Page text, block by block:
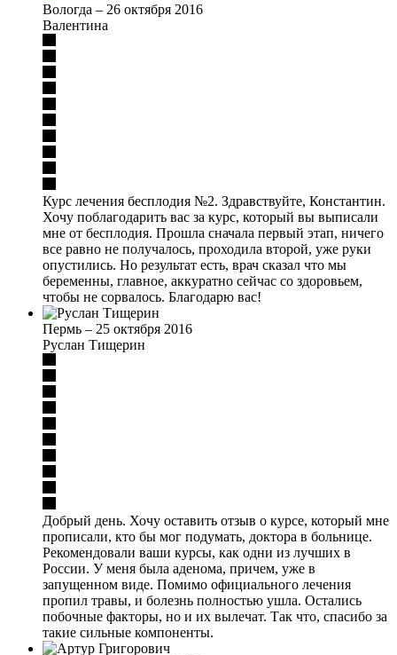
Вологда – 26 октября 2016
Валентина
Курс лечения бесплодия №2. Здравствуйте, Константин.
Хочу поблагодарить вас за курс, который вы выписали
мне от бесплодия. Прошла сначала первый этап, ничего
все равно не получалось, проходила второй, уже руки
опустились. Но результат есть, врач сказал что мы
беременны, главное, аккуратно сейчас со здоровьем,
чтобы не сорвалось. Благодарю вас!
Пермь – 25 октября 2016
Руслан Тищерин
Добрый день. Хочу оставить отзыв о курсе, который мне
прописали, кто бы мог подумать, доктора в больнице.
Рекомендовали ваши курсы, как одни из лучших в
России. У меня была аденома, причем, уже в
запущенном виде. Помимо официального лечения
пропил травы, и болезнь полностью ушла. Остались
побочные факторы, но и их вылечат. Так что, спасибо за
такие сильные компоненты.